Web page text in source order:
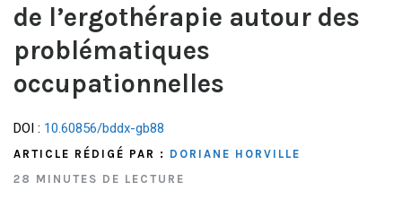
de l’ergothérapie autour des
problématiques
occupationnelles
DOI : 10.60856/bddx-gb88
ARTICLE RÉDIGÉ PAR : DORIANE HORVILLE
28 MINUTES DE LECTURE